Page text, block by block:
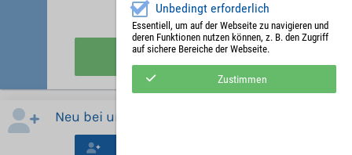
Angemeldet bleiben
Anmelden
Neu bei uns?
Unbedingt erforderlich
Essentiell, um auf der Webseite zu navigieren und
deren Funktionen nutzen können, z. B. den Zugriff
auf sichere Bereiche der Webseite.
Zustimmen